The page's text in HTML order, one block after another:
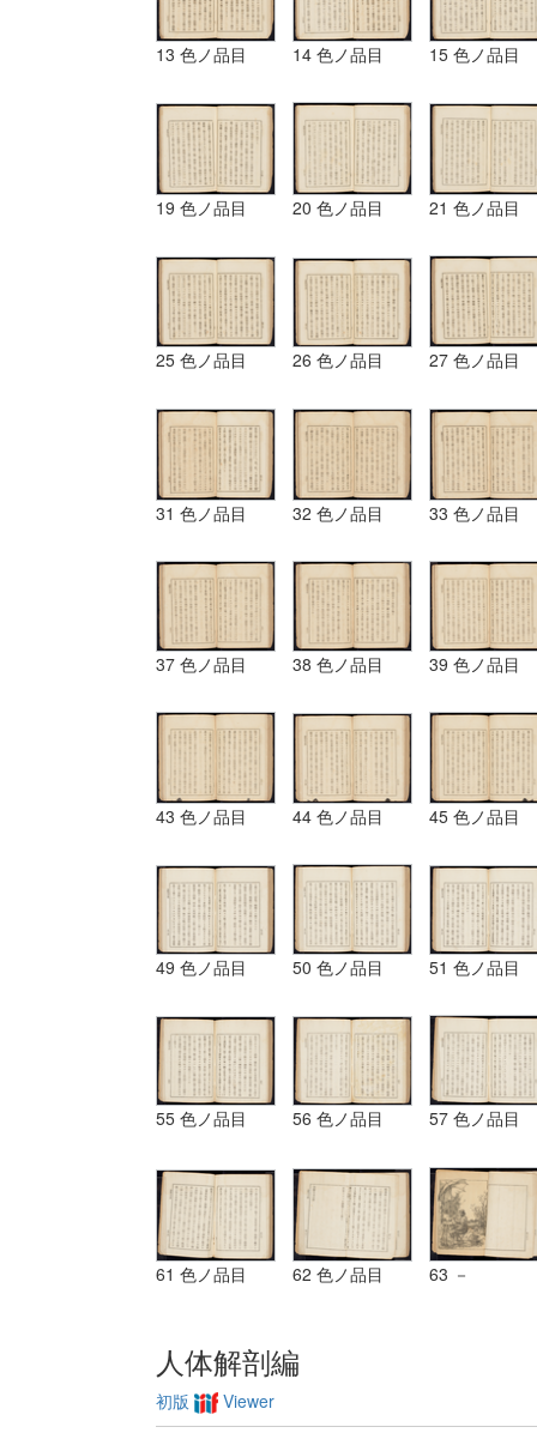
13 色ノ品目 14 色ノ品目 15 色ノ品目
19 色ノ品目 20 色ノ品目 21 色ノ品目
25 色ノ品目 26 色ノ品目 27 色ノ品目
31 色ノ品目 32 色ノ品目 33 色ノ品目
37 色ノ品目 38 色ノ品目 39 色ノ品目
43 色ノ品目 44 色ノ品目 45 色ノ品目
49 色ノ品目 50 色ノ品目 51 色ノ品目
55 色ノ品目 56 色ノ品目 57 色ノ品目
61 色ノ品目 62 色ノ品目 63 －
人体解剖編
初版 Viewer